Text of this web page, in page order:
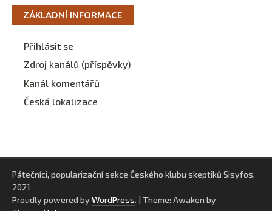
ZÁKLADNÍ INFORMACE
Přihlásit se
Zdroj kanálů (příspěvky)
Kanál komentářů
Česká lokalizace
Pátečníci, popularizační sekce Českého klubu skeptiků Sisyfos.
2021
Proudly powered by WordPress. | Theme: Awaken by